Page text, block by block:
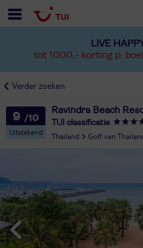
LIVE
tot 1000,- korting p.
Verder zoeken
9
Uitstekend
Ravindra Beach
TUI classificatie
Thailand Golf van